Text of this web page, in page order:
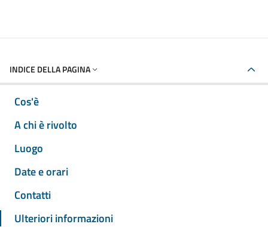
INDICE DELLA PAGINA
Cos'è
A chi è rivolto
Luogo
Date e orari
Contatti
Ulteriori informazioni